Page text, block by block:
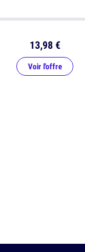
13,98 €
Voir l'offre